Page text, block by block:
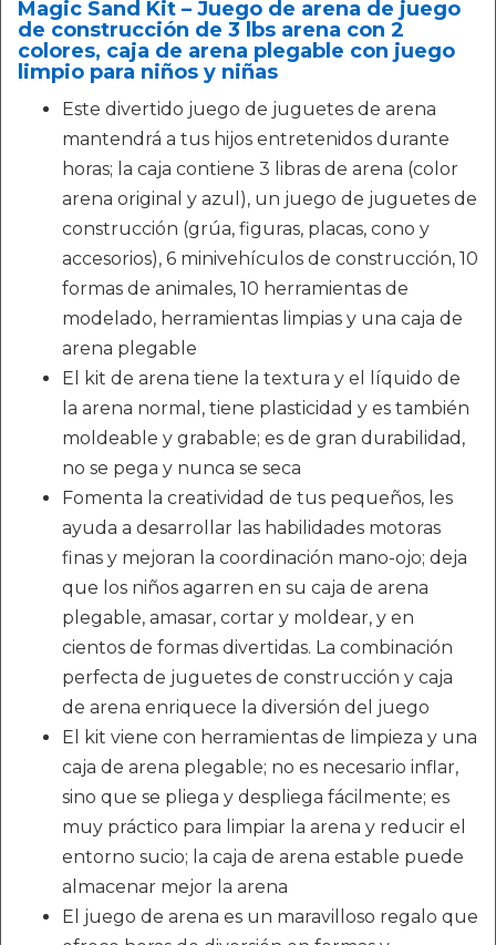
Magic Sand Kit – Juego de arena de juego
de construcción de 3 lbs arena con 2
colores, caja de arena plegable con juego
limpio para niños y niñas
Este divertido juego de juguetes de arena
mantendrá a tus hijos entretenidos durante
horas; la caja contiene 3 libras de arena (color
arena original y azul), un juego de juguetes de
construcción (grúa, figuras, placas, cono y
accesorios), 6 minivehículos de construcción, 10
formas de animales, 10 herramientas de
modelado, herramientas limpias y una caja de
arena plegable
El kit de arena tiene la textura y el líquido de
la arena normal, tiene plasticidad y es también
moldeable y grabable; es de gran durabilidad,
no se pega y nunca se seca
Fomenta la creatividad de tus pequeños, les
ayuda a desarrollar las habilidades motoras
finas y mejoran la coordinación mano-ojo; deja
que los niños agarren en su caja de arena
plegable, amasar, cortar y moldear, y en
cientos de formas divertidas. La combinación
perfecta de juguetes de construcción y caja
de arena enriquece la diversión del juego
El kit viene con herramientas de limpieza y una
caja de arena plegable; no es necesario inflar,
sino que se pliega y despliega fácilmente; es
muy práctico para limpiar la arena y reducir el
entorno sucio; la caja de arena estable puede
almacenar mejor la arena
El juego de arena es un maravilloso regalo que